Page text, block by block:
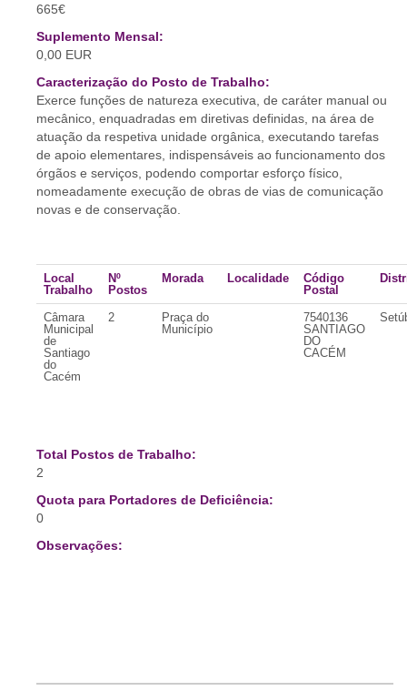
665€
Suplemento Mensal:
0,00 EUR
Caracterização do Posto de Trabalho:
Exerce funções de natureza executiva, de caráter manual ou
mecânico, enquadradas em diretivas definidas, na área de
atuação da respetiva unidade orgânica, executando tarefas
de apoio elementares, indispensáveis ao funcionamento dos
órgãos e serviços, podendo comportar esforço físico,
nomeadamente execução de obras de vias de comunicação
novas e de conservação.
Local
Trabalho
Nº
Postos
Morada Localidade
Código
Postal
Câmara
Municipal
de
Santiago
do
Cacém
2
Praça do
Município
7540136
SANTIAGO
DO
CACÉM
Total Postos de Trabalho:
2
Quota para Portadores de Deficiência:
0
Observações: